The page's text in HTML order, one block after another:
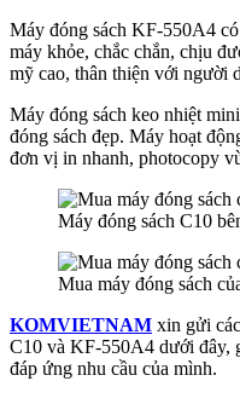
Máy đóng sách KF-550A4
máy khỏe, chắc chắn, chịu
mỹ cao, thân thiện với người
Máy đóng sách keo nhiệt
đóng sách đẹp. Máy hoạt
đơn vị in nhanh, photocopy
Máy đóng sách C10
Mua máy đóng sách
KOMVIETNAM xin gửi
C10 và KF-550A4 dưới đây,
đáp ứng nhu cầu của mình.